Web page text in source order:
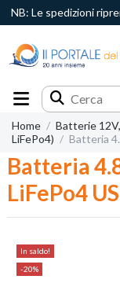
NB: Le spedizioni
Home Batterie
LiFePo4)
Batteria
Batteria
LiFePo4
In saldo!
-20%